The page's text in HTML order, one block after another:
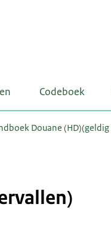
Codeboek
Douane